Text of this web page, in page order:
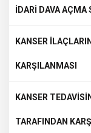
İDARİ DAVA AÇMA
KANSER
KARŞILANMASI
KANSER
TARAFINDAN